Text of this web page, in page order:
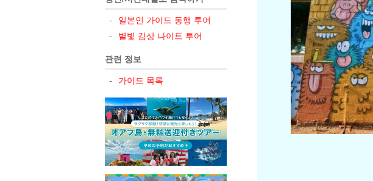
일본인 가이드 동행 투어
별빛 감상 나이트 투어
관련 정보
가이드 목록